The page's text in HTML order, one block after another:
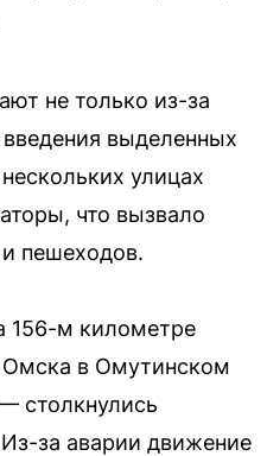
не только из-за
выделенных
улицах
что вызвало
пешеходов.
156-м километре
Омска в Омутинском
столкнулись
за аварии движение